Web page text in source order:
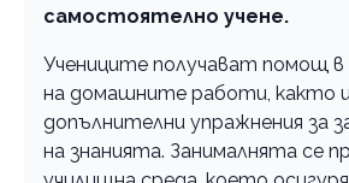
самостоятелно учене.
Учениците получават помощ
на домашните работи, както и
допълнителни упражнения за
на знанията. Занималнята се